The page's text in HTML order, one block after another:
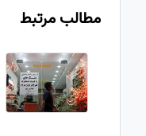
مطالب مرتبط